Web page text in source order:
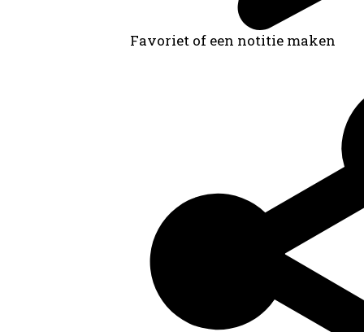
Favoriet of een notitie maken